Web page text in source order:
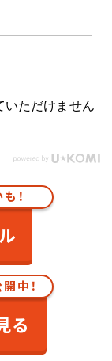
いただけません
！
中！
る